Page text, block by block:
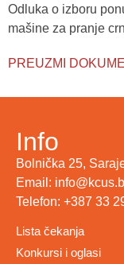
Odluka o izboru
mašine za pranje
PREUZMI
Info
Bolnička 25,
Email:
Telefon: +387 33
Lista čekanja
Konkursi i oglasi